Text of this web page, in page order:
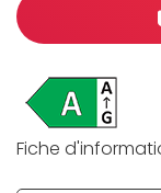
Fiche